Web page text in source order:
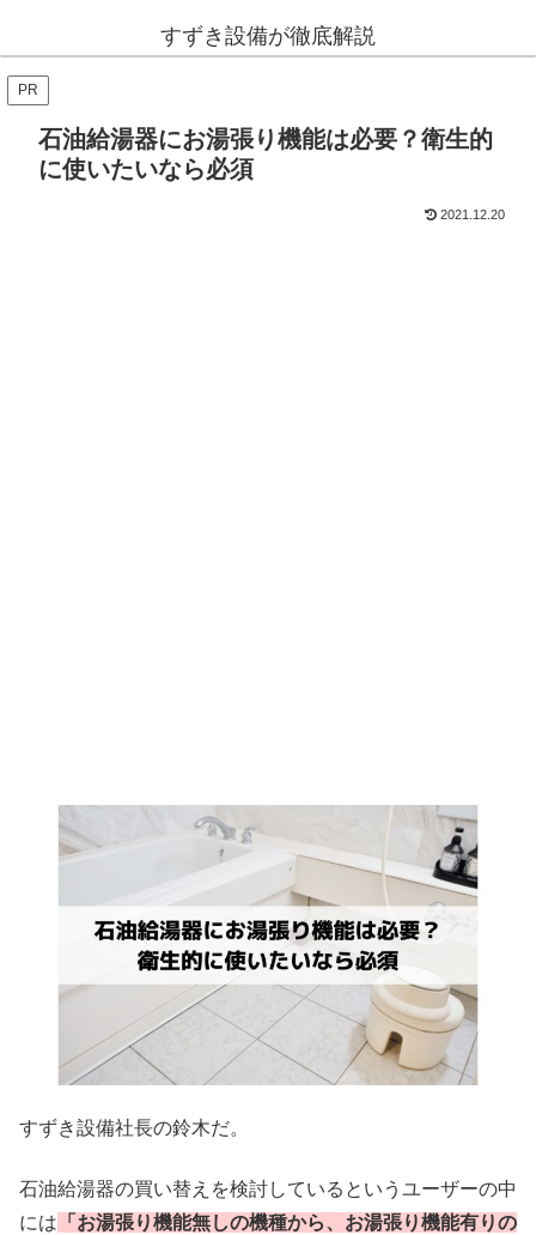
すずき設備が徹底解説
PR
石油給湯器にお湯張り機能は必要？衛生的
に使いたいなら必須
2021.12.20
すずき設備社長の鈴木だ。
石油給湯器の買い替えを検討しているというユーザーの中
には 「お湯張り機能無しの機種から、お湯張り機能有りの